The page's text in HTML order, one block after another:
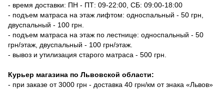
- время доставки: ПН - ПТ: 09-22:00, СБ: 09:00-18:00
- подъем матраса на этаж лифтом: односпальный - 50 грн,
двуспальный - 100 грн.
- подъем матраса на этаж по лестнице: односпальный - 50
грн/этаж, двуспальный - 100 грн/этаж.
- вывоз и утилизация старого матраса - 500 грн.
Курьер магазина по Львовской области:
- при заказе от 3000 грн - доставка 40 грн/км от знака «Львов»